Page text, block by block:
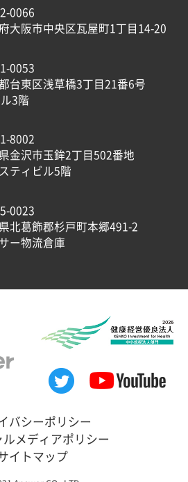
0066
大阪市中央区瓦屋町1丁目14-20
0053
台東区浅草橋3丁目21番6号
3階
8002
金沢市玉鉾2丁目502番地
ティビル5階
0023
北葛飾郡杉戸町本郷491-2
ー物流倉庫
バシーポリシー
ルメディアポリシー
イトマップ